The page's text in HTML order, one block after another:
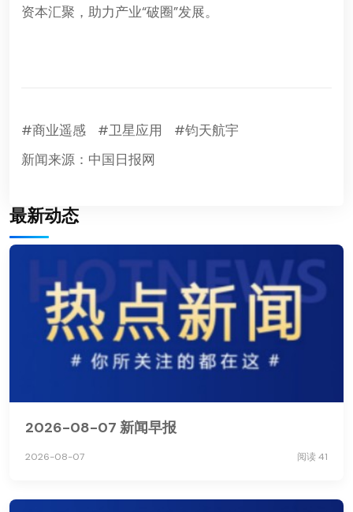
资本汇聚，助力产业“破圈”发展。
#商业遥感 #卫星应用
#钧天航宇
新闻来源：中国日报网
最新动态
2026-08-07 新闻早报
2026-08-07 阅读 41